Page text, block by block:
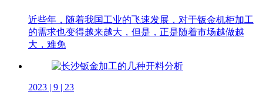
近些年，随着我国工业的飞速发展，对于钣金机柜加工
的需求也变得越来越大，但是，正是随着市场越做越
大，难免
2023 | 9 | 23